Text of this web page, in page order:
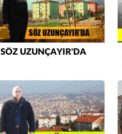
SÖZ UZUNÇAYIR'DA